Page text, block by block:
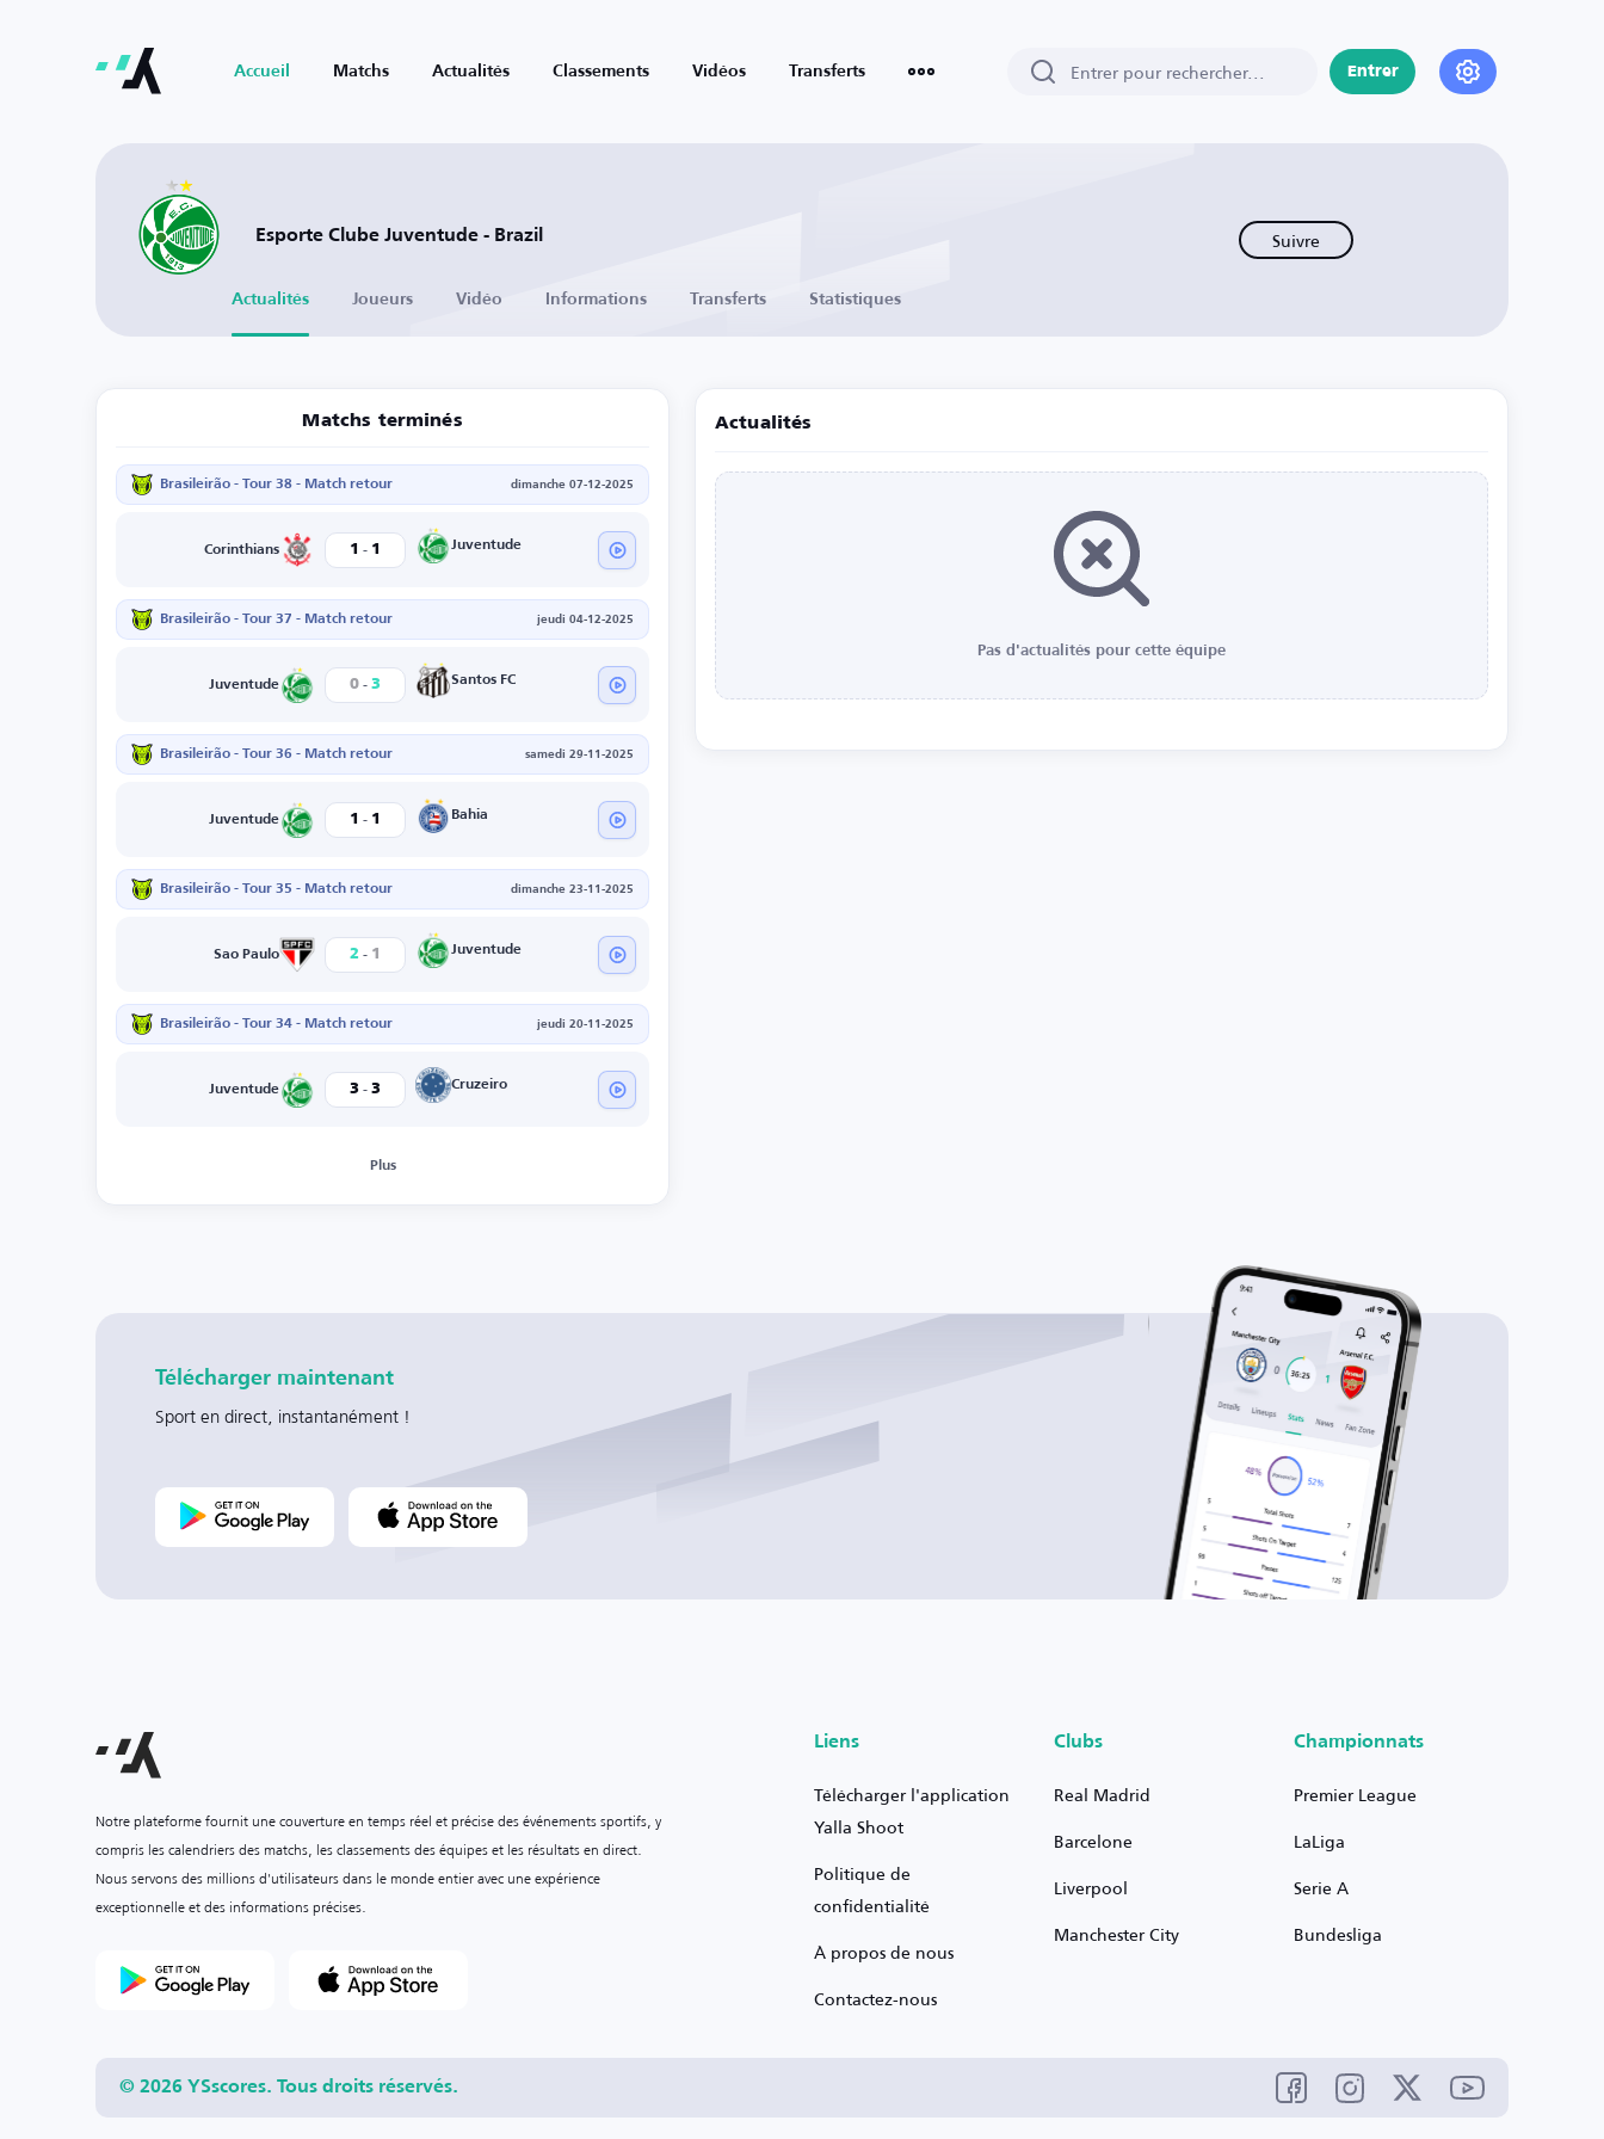
Accueil Matchs Actualités Classements Vidéos Transferts Entrer
Esporte Clube Juventude - Brazil Suivre
Actualités Joueurs Vidéo Informations Transferts Statistiques
Matchs terminés
Brasileirão - Tour 38 - Match retour dimanche 07-12-2025
Corinthians 1 - 1 Juventude
Brasileirão - Tour 37 - Match retour jeudi 04-12-2025
Juventude 0 - 3 Santos FC
Brasileirão - Tour 36 - Match retour samedi 29-11-2025
Juventude 1 - 1 Bahia
Brasileirão - Tour 35 - Match retour dimanche 23-11-2025
Sao Paulo 2 - 1 Juventude
Brasileirão - Tour 34 - Match retour jeudi 20-11-2025
Juventude 3 - 3 Cruzeiro
Plus
Actualités
Pas d'actualités pour cette équipe
Télécharger maintenant
Sport en direct, instantanément !
Notre plateforme fournit une couverture en temps réel et précise des événements sportifs, y
compris les calendriers des matchs, les classements des équipes et les résultats en direct.
Nous servons des millions d'utilisateurs dans le monde entier avec une expérience
exceptionnelle et des informations précises.
Liens
Télécharger l'application
Yalla Shoot
Politique de
confidentialité
À propos de nous
Contactez-nous
Clubs
Real Madrid
Barcelone
Liverpool
Manchester City
Championnats
Premier League
LaLiga
Serie A
Bundesliga
© 2026 YSscores. Tous droits réservés.